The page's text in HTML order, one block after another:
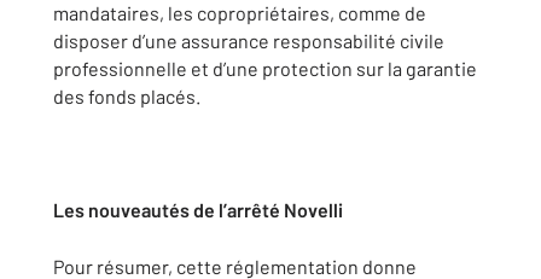
mandataires, les copropriétaires, comme de
disposer d’une assurance responsabilité civile
professionnelle et d’une protection sur la garantie
des fonds placés.
Les nouveautés de l’arrêté Novelli
Pour résumer, cette réglementation donne